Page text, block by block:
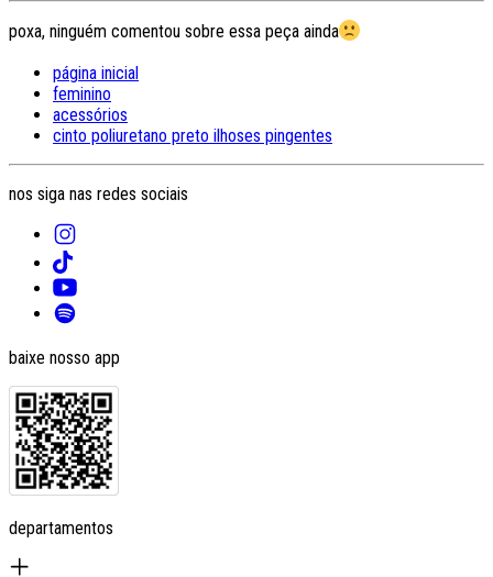
poxa, ninguém comentou sobre essa peça ainda
página inicial
feminino
acessórios
cinto poliuretano preto ilhoses pingentes
nos siga nas redes sociais
baixe nosso app
departamentos